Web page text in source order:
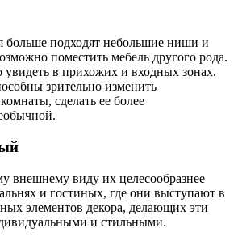
больше подходят небольшие ниши и
поместить мебель другого рода.
в прихожих и входных зонах.
зрительно изменить
сделать ее более
внешнему виду их целесообразнее
и гостиных, где они выступают в
элементов декора, делающих эти
и стильными.